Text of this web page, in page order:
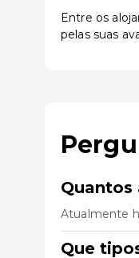
Entre os
pelas suas
Quantos
Atualmente
Que